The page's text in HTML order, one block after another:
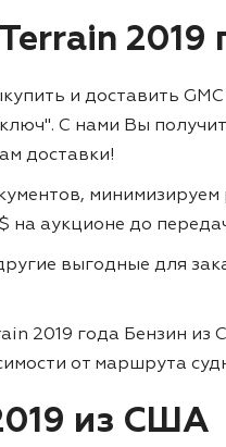
Terrain
и доставить
С нами Вы
доставки!
на аукционе до
выгодные для
2019 года Бензин
от маршрута
из США